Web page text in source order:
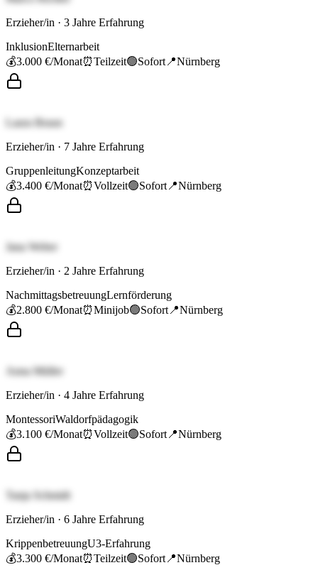
Erzieher/in · 3 Jahre Erfahrung
InklusionElternarbeit
💰3.000 €/Monat⏰Teilzeit🟢Sofort 📍Nürnberg
Laura Braun
Erzieher/in · 7 Jahre Erfahrung
GruppenleitungKonzeptarbeit
💰3.400 €/Monat⏰Vollzeit🟢Sofort 📍Nürnberg
Jana Weber
Erzieher/in · 2 Jahre Erfahrung
NachmittagsbetreuungLernförderung
💰2.800 €/Monat⏰Minijob🟢Sofort 📍Nürnberg
Anna Müller
Erzieher/in · 4 Jahre Erfahrung
MontessoriWaldorfpädagogik
💰3.100 €/Monat⏰Vollzeit🟢Sofort 📍Nürnberg
Tanja Schmidt
Erzieher/in · 6 Jahre Erfahrung
KrippenbetreuungU3-Erfahrung
💰3.300 €/Monat⏰Teilzeit🟢Sofort 📍Nürnberg